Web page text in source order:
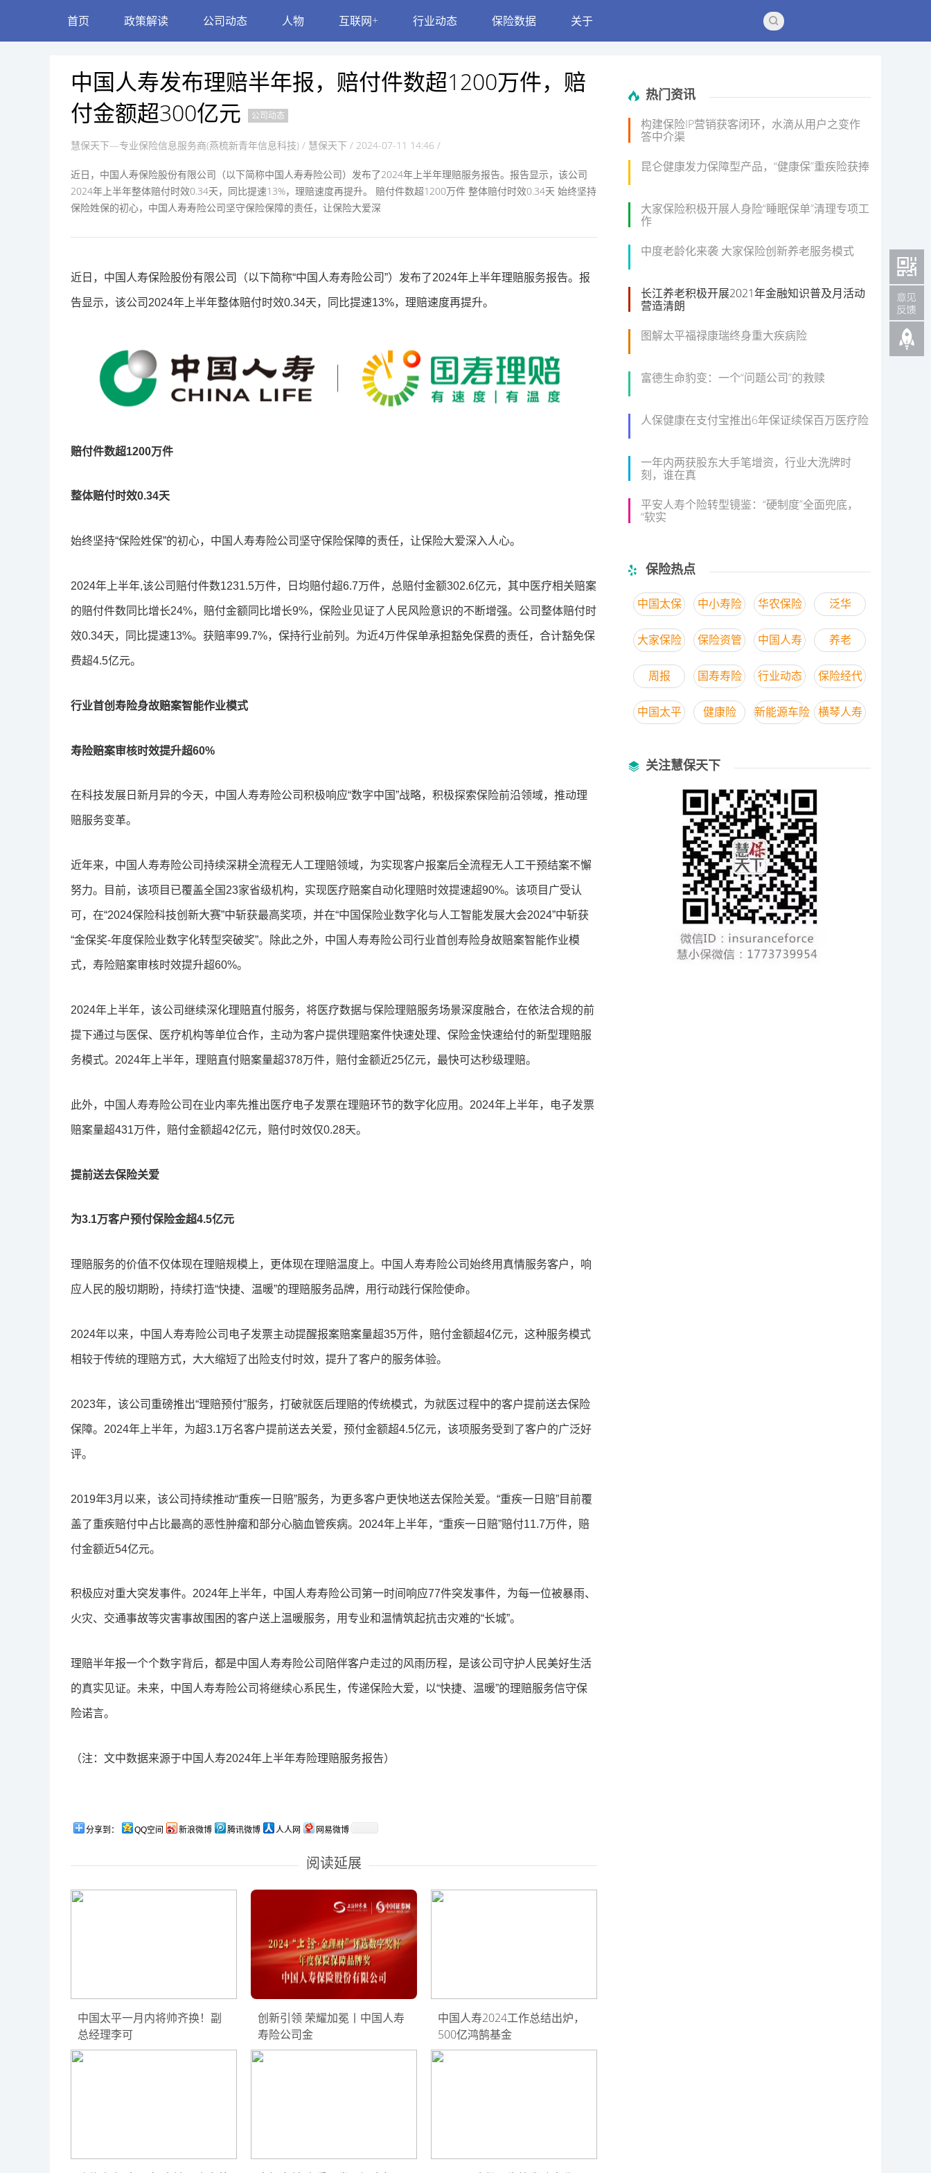
首页 政策解读 公司动态 人物 互联网+ 行业动态 保险数据 关于
中国人寿发布理赔半年报，赔付件数超1200万件，赔
付金额超300亿元
公司动态
慧保天下—专业保险信息服务商(燕梳新青年信息科技) / 慧保天下 / 2024-07-11 14:46 /
近日，中国人寿保险股份有限公司（以下简称中国人寿寿险公司）发布了2024年上半年理赔服务报告。报告显示，该公司
2024年上半年整体赔付时效0.34天，同比提速13%，理赔速度再提升。 赔付件数超1200万件 整体赔付时效0.34天 始终坚持
保险姓保的初心，中国人寿寿险公司坚守保险保障的责任，让保险大爱深
近日，中国人寿保险股份有限公司（以下简称“中国人寿寿险公司”）发布了2024年上半年理赔服务报告。报
告显示，该公司2024年上半年整体赔付时效0.34天，同比提速13%，理赔速度再提升。
赔付件数超1200万件
整体赔付时效0.34天
始终坚持“保险姓保”的初心，中国人寿寿险公司坚守保险保障的责任，让保险大爱深入人心。
2024年上半年,该公司赔付件数1231.5万件，日均赔付超6.7万件，总赔付金额302.6亿元，其中医疗相关赔案
的赔付件数同比增长24%，赔付金额同比增长9%，保险业见证了人民风险意识的不断增强。公司整体赔付时
效0.34天，同比提速13%。获赔率99.7%，保持行业前列。为近4万件保单承担豁免保费的责任，合计豁免保
费超4.5亿元。
行业首创寿险身故赔案智能作业模式
寿险赔案审核时效提升超60%
在科技发展日新月异的今天，中国人寿寿险公司积极响应“数字中国”战略，积极探索保险前沿领域，推动理
赔服务变革。
近年来，中国人寿寿险公司持续深耕全流程无人工理赔领域，为实现客户报案后全流程无人工干预结案不懈
努力。目前，该项目已覆盖全国23家省级机构，实现医疗赔案自动化理赔时效提速超90%。该项目广受认
可，在“2024保险科技创新大赛”中斩获最高奖项，并在“中国保险业数字化与人工智能发展大会2024”中斩获
“金保奖-年度保险业数字化转型突破奖”。除此之外，中国人寿寿险公司行业首创寿险身故赔案智能作业模
式，寿险赔案审核时效提升超60%。
2024年上半年，该公司继续深化理赔直付服务，将医疗数据与保险理赔服务场景深度融合，在依法合规的前
提下通过与医保、医疗机构等单位合作，主动为客户提供理赔案件快速处理、保险金快速给付的新型理赔服
务模式。2024年上半年，理赔直付赔案量超378万件，赔付金额近25亿元，最快可达秒级理赔。
此外，中国人寿寿险公司在业内率先推出医疗电子发票在理赔环节的数字化应用。2024年上半年，电子发票
赔案量超431万件，赔付金额超42亿元，赔付时效仅0.28天。
提前送去保险关爱
为3.1万客户预付保险金超4.5亿元
理赔服务的价值不仅体现在理赔规模上，更体现在理赔温度上。中国人寿寿险公司始终用真情服务客户，响
应人民的殷切期盼，持续打造“快捷、温暖”的理赔服务品牌，用行动践行保险使命。
2024年以来，中国人寿寿险公司电子发票主动提醒报案赔案量超35万件，赔付金额超4亿元，这种服务模式
相较于传统的理赔方式，大大缩短了出险支付时效，提升了客户的服务体验。
2023年，该公司重磅推出“理赔预付”服务，打破就医后理赔的传统模式，为就医过程中的客户提前送去保险
保障。2024年上半年，为超3.1万名客户提前送去关爱，预付金额超4.5亿元，该项服务受到了客户的广泛好
评。
2019年3月以来，该公司持续推动“重疾一日赔”服务，为更多客户更快地送去保险关爱。“重疾一日赔”目前覆
盖了重疾赔付中占比最高的恶性肿瘤和部分心脑血管疾病。2024年上半年，“重疾一日赔”赔付11.7万件，赔
付金额近54亿元。
积极应对重大突发事件。2024年上半年，中国人寿寿险公司第一时间响应77件突发事件，为每一位被暴雨、
火灾、交通事故等灾害事故围困的客户送上温暖服务，用专业和温情筑起抗击灾难的“长城”。
理赔半年报一个个数字背后，都是中国人寿寿险公司陪伴客户走过的风雨历程，是该公司守护人民美好生活
的真实见证。未来，中国人寿寿险公司将继续心系民生，传递保险大爱，以“快捷、温暖”的理赔服务信守保
险诺言。
（注：文中数据来源于中国人寿2024年上半年寿险理赔服务报告）
分享到： QQ空间 新浪微博 腾讯微博 人人网 网易微博
阅读延展
中国太平一月内将帅齐换！副
总经理李可
创新引领 荣耀加冕丨中国人寿
寿险公司金
中国人寿2024工作总结出炉，
500亿鸿鹄基金
热门资讯
构建保险IP营销获客闭环，水滴从用户之变作
答中介渠
昆仑健康发力保障型产品，“健康保”重疾险获捧
大家保险积极开展人身险“睡眠保单”清理专项工
作
中度老龄化来袭 大家保险创新养老服务模式
长江养老积极开展2021年金融知识普及月活动
营造清朗
图解太平福禄康瑞终身重大疾病险
富德生命豹变：一个“问题公司”的救赎
人保健康在支付宝推出6年保证续保百万医疗险
一年内两获股东大手笔增资，行业大洗牌时
刻，谁在真
平安人寿个险转型镜鉴：“硬制度”全面兜底，
“软实
保险热点
中国太保 中小寿险 华农保险 泛华
大家保险 保险资管 中国人寿 养老
周报 国寿寿险 行业动态 保险经代
中国太平 健康险 新能源车险 横琴人寿
关注慧保天下